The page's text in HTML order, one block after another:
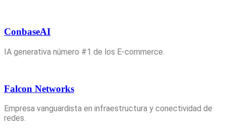
ConbaseAI
IA generativa número #1 de los E-commerce.
Falcon Networks
Empresa vanguardista en infraestructura y conectividad de
redes.